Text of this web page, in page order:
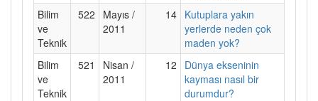
Bilim
ve
Teknik
522
Mayıs /
2011
14 Kutuplara yakın
yerlerde neden çok
maden yok?
Bilim
ve
Teknik
521
Nisan /
2011
12
Dünya ekseninin
kayması nasıl bir
durumdur?